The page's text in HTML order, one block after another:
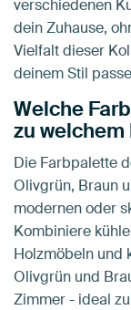
verschiedenen
dein Zuhause,
Vielfalt dieser
deinem Stil
Welche
zu
Die Farbpalette
Olivgrün, Braun
modernen oder
Kombiniere
Holzmöbeln und
Olivgrün und
Zimmer - ideal